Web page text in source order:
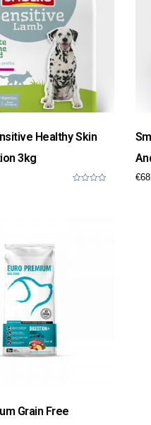
Healthy Skin
3kg
€
Grain Free